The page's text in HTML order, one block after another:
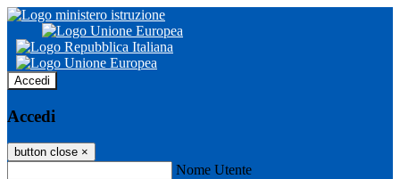
Accedi
Accedi
button close ×
Nome Utente